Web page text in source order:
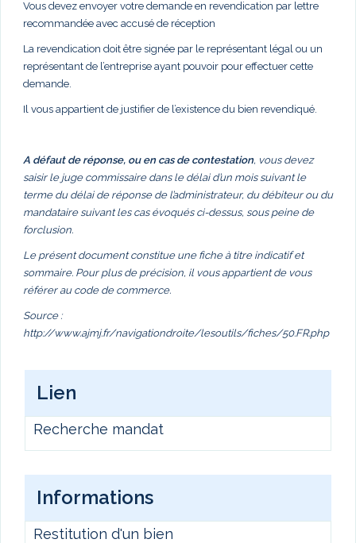
Vous devez envoyer votre demande en revendication par lettre
recommandée avec accusé de réception
La revendication doit être signée par le représentant légal ou un
représentant de l’entreprise ayant pouvoir pour effectuer cette
demande.
Il vous appartient de justifier de l’existence du bien revendiqué.
A défaut de réponse, ou en cas de contestation, vous devez
saisir le juge commissaire dans le délai d’un mois suivant le
terme du délai de réponse de l’administrateur, du débiteur ou du
mandataire suivant les cas évoqués ci-dessus, sous peine de
forclusion.
Le présent document constitue une fiche à titre indicatif et
sommaire. Pour plus de précision, il vous appartient de vous
référer au code de commerce.
Source :
http://www.ajmj.fr/navigationdroite/lesoutils/fiches/50.FR.php
Lien
Recherche mandat
Informations
Restitution d'un bien